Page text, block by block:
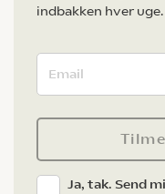
indbakken hver uge.
Ja, tak. Send